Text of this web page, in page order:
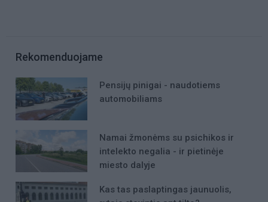
Rekomenduojame
Pensijų pinigai - naudotiems
automobiliams
Namai žmonėms su psichikos ir
intelekto negalia - ir pietinėje
miesto dalyje
Kas tas paslaptingas jaunuolis,